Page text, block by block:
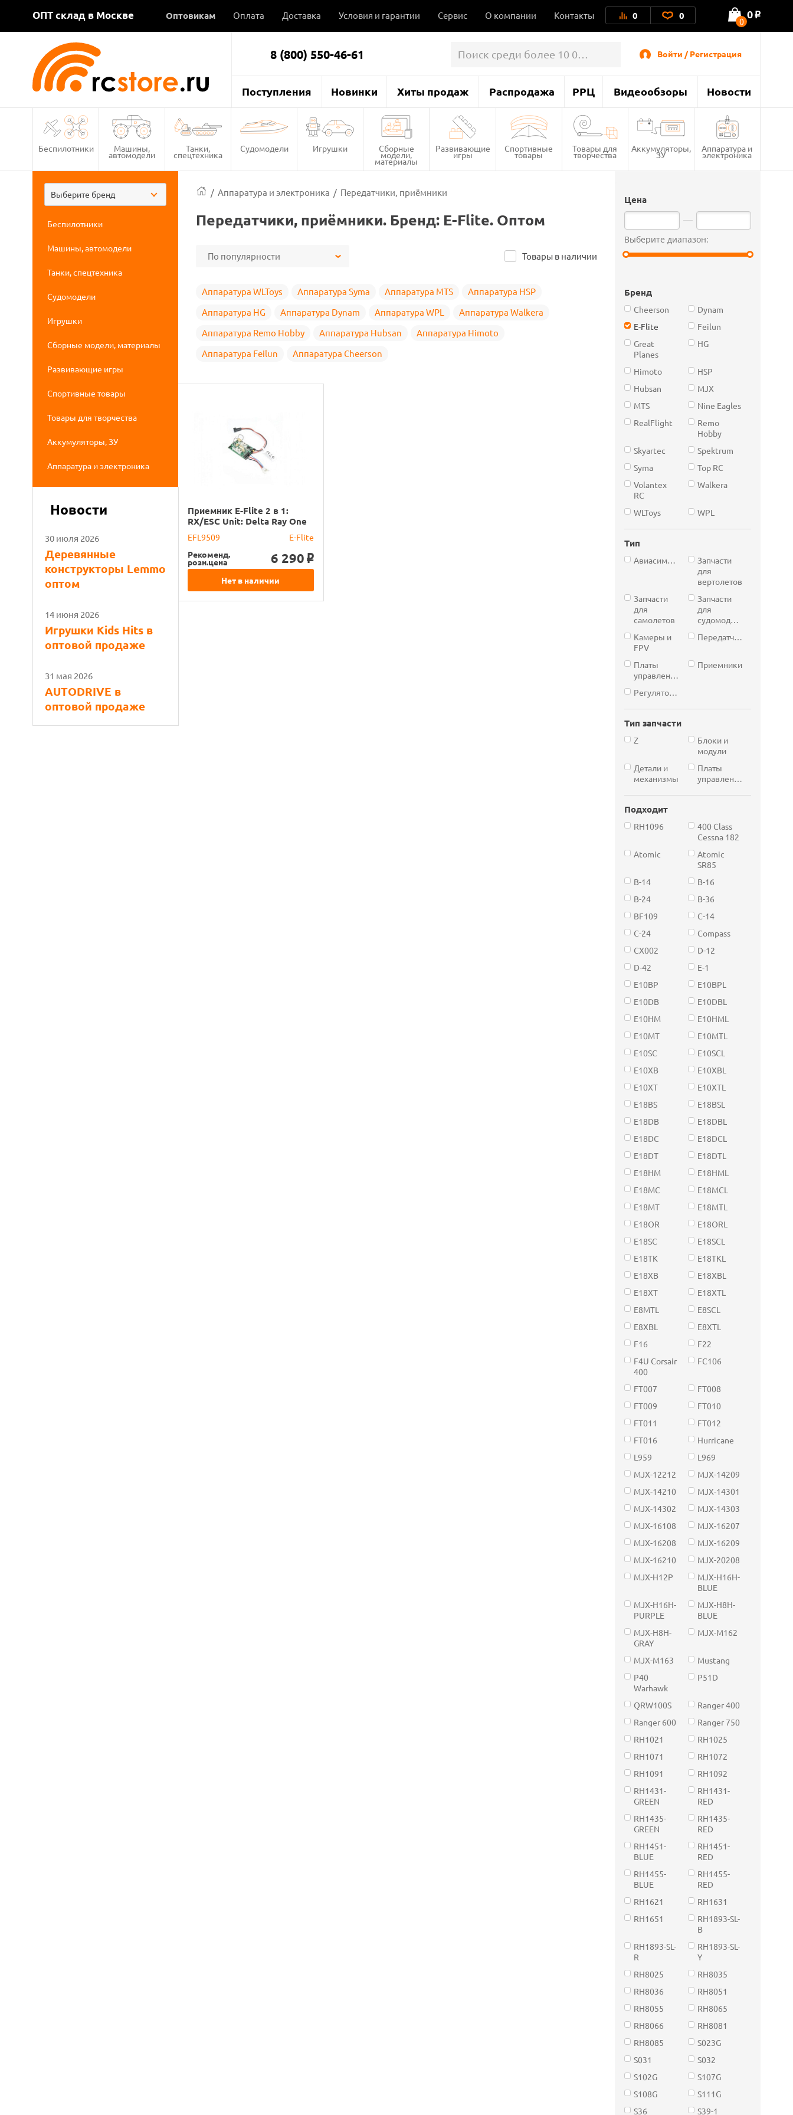
ОПТ склад в Москве Оптовикам Оплата Доставка Условия и гарантии Сервис О компании Контакты 0 0 0
0 o
8 (800) 550-46-61 Войти / Регистрация
Поступления Новинки Хиты продаж Распродажа РРЦ Видеообзоры Новости
Беспилотники Машины,
автомодели
Танки,
спецтехника
Судомодели Игрушки Сборные
модели,
материалы
Развивающие
игры
Спортивные
товары
Товары для
творчества
Аккумуляторы,
ЗУ
Аппаратура и
электроника
Выберите бренд
Беспилотники
Машины, автомодели
Танки, спецтехника
Судомодели
Игрушки
Сборные модели, материалы
Развивающие игры
Спортивные товары
Товары для творчества
Аккумуляторы, ЗУ
Аппаратура и электроника
Новости
30 июля 2026
Деревянные
конструкторы Lemmo
оптом
14 июня 2026
Игрушки Kids Hits в
оптовой продаже
31 мая 2026
AUTODRIVE в
оптовой продаже
Цена
Выберите диапазон:
Бренд
Cheerson
Dynam
E-Flite
Feilun
Great
Planes
HG
Himoto
HSP
Hubsan
MJX
MTS
Nine Eagles
RealFlight
Remo
Hobby
Skyartec
Spektrum
Syma
Top RC
Volantex
RC
Walkera
WLToys WPL
Тип
Авиасимуляторы
Запчасти
для
вертолетов
Запчасти
для
самолетов
Запчасти
для
судомоделей
Камеры и
FPV
Передатчики
Платы
управления
Приемники
Регуляторы
Тип запчасти
Z
Блоки и
модули
Детали и
механизмы
Платы
управления
Подходит
RH1096
400 Class
Cessna 182
Atomic
Atomic
SR85
B-14
B-16
B-24
B-36
BF109
C-14
C-24
Compass
CX002
D-12
D-42
E-1
E10BP
E10BPL
E10DB
E10DBL
E10HM
E10HML
E10MT
E10MTL
E10SC
E10SCL
E10XB
E10XBL
E10XT
E10XTL
E18BS
E18BSL
E18DB
E18DBL
E18DC
E18DCL
E18DT
E18DTL
E18HM
E18HML
E18MC
E18MCL
E18MT
E18MTL
E18OR
E18ORL
E18SC
E18SCL
E18TK
E18TKL
E18XB
E18XBL
E18XT
E18XTL
E8MTL
E8SCL
E8XBL
E8XTL
F16
F22
F4U Corsair
400
FC106
FT007
FT008
FT009
FT010
FT011
FT012
FT016
Hurricane
L959
L969
MJX-12212
MJX-14209
MJX-14210
MJX-14301
MJX-14302
MJX-14303
MJX-16108
MJX-16207
MJX-16208
MJX-16209
MJX-16210
MJX-20208
MJX-H12P
MJX-H16H-
BLUE
MJX-H16H-
PURPLE
MJX-H8H-
BLUE
MJX-H8H-
GRAY
MJX-M162
MJX-M163
Mustang
P40
Warhawk
P51D
QRW100S
Ranger 400
Ranger 600
Ranger 750
RH1021
RH1025
RH1071
RH1072
RH1091
RH1092
RH1431-
GREEN
RH1431-
RED
RH1435-
GREEN
RH1435-
RED
RH1451-
BLUE
RH1451-
RED
RH1455-
BLUE
RH1455-
RED
RH1621
RH1631
RH1651
RH1893-SL-
B
RH1893-SL-
R
RH1893-SL-
Y
RH8025
RH8035
RH8036
RH8051
RH8055
RH8065
RH8066
RH8081
RH8085
S023G
S031
S032
S102G
S107G
S108G
S111G
S36
S39-1
/ Аппаратура и электроника / Передатчики, приёмники
Передатчики, приёмники. Бренд: E-Flite. Оптом
По популярности Товары в наличии
Аппаратура WLToys Аппаратура Syma Аппаратура MTS
Аппаратура HSP
Аппаратура HG
Аппаратура Dynam Аппаратура WPL
Аппаратура Walkera
Аппаратура Remo Hobby
Аппаратура Hubsan
Аппаратура Himoto
Аппаратура Feilun
Аппаратура Cheerson
Приемник E-Flite 2 в 1:
RX/ESC Unit: Delta Ray One
EFL9509
E-Flite
Рекоменд.
розн.цена 6 290 o
Нет в наличии